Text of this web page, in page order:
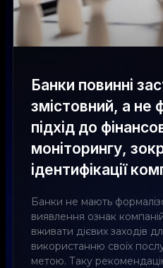
Банки повинні
змістовний, а не
підхід до
моніторингу,
ідентифікації
Банки не мають
виявлення ознак
вживати дієвих заходів
використанню своїх
метою. Таку